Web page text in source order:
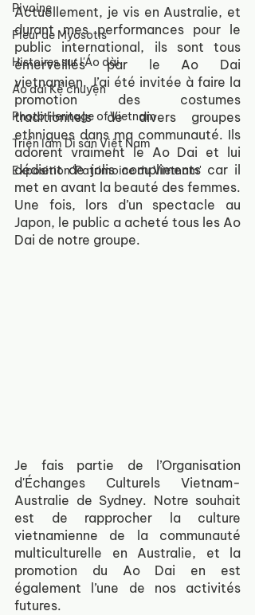
Pivoine
Fleur de Myosotis
Histoires sur l'Áo dài
Áo dài Kể chuyện
Photo Heritage of Vietnam
Triển lãm Di sản Việt Nam
Exposition 'Patrimoine du Vietnam'
Actuellement, je vis en Australie, et
durant mes performances pour le
public international, ils sont tous
émerveillés par le Ao Dai
vietnamien. J’ai été invitée à faire la
promotion des costumes
traditionnels de divers groupes
ethniques dans ma communauté. Ils
adorent vraiment le Ao Dai et lui
dédient de jolis compliments car il
met en avant la beauté des femmes.
Une fois, lors d’un spectacle au
Japon, le public a acheté tous les Ao
Dai de notre groupe.
Je fais partie de l’Organisation
d'Échanges Culturels Vietnam-
Australie de Sydney. Notre souhait
est de rapprocher la culture
vietnamienne de la communauté
multiculturelle en Australie, et la
promotion du Ao Dai en est
également l’une de nos activités
futures.